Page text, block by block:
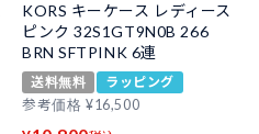
KORS キーケース レディース
ピンク 32S1GT9N0B 266
BRN SFTPINK 6連
送料無料
ラッピング
参考価格 ¥16,500